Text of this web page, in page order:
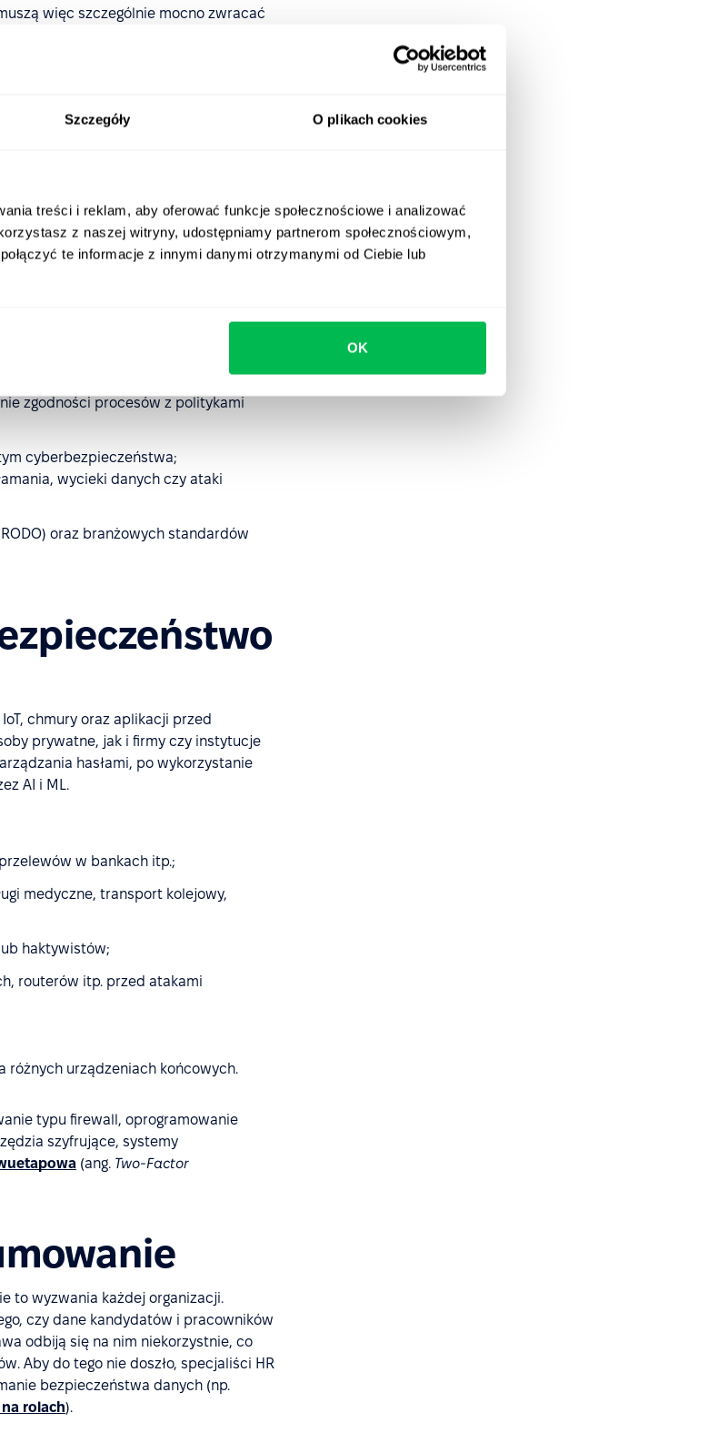
Szczegóły O plikach cookies
treści i reklam, aby oferować funkcje społecznościowe i analizować
z naszej witryny, udostępniamy partnerom społecznościowym,
te informacje z innymi danymi otrzymanymi od Ciebie lub
OK
więc szczególnie mocno zwracać
prawa, ponieważ za naruszenia w tym
danych
firmie?
i poufność danych
Do tych działań możemy
zgodności procesów z politykami
cyberbezpieczeństwa;
wycieki danych czy ataki
oraz branżowych standardów
chmury oraz aplikacji przed
prywatne, jak i firmy czy instytucje
hasłami, po wykorzystanie
AI i ML.
w bankach itp.;
medyczne, transport kolejowy,
haktywistów;
routerów itp. przed atakami
różnych urządzeniach końcowych.
typu firewall, oprogramowanie
szyfrujące, systemy
(ang. Two-Factor
to wyzwania każdej organizacji.
czy dane kandydatów i pracowników
odbiją się na nim niekorzystnie, co
Aby do tego nie doszło, specjaliści HR
bezpieczeństwa danych (np.
rolach).